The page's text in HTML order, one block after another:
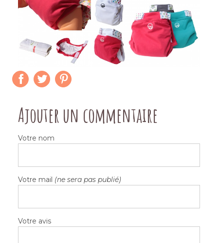
Ajouter un commentaire
Votre nom
Votre mail (ne sera pas publié)
Votre avis